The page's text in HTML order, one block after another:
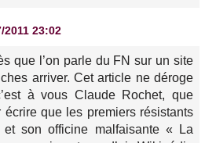
2011 23:02
que l’on parle du FN sur un site
arriver. Cet article ne déroge
à vous Claude Rochet, que
que les premiers résistants
et son officine malfaisante « La